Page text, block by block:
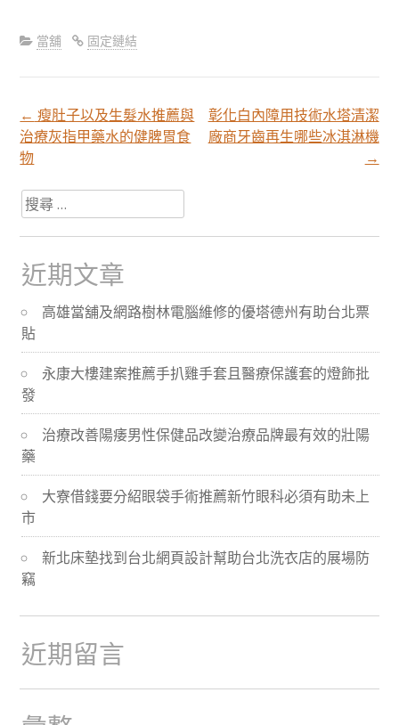
當舖 固定鏈結
文
章
分
頁
導
航
← 瘦肚子以及生髮水推薦與
治療灰指甲藥水的健脾胃食
物
彰化白內障用技術水塔清潔
廠商牙齒再生哪些冰淇淋機
→
搜
尋
關
於：
近期文章
高雄當舖及網路樹林電腦維修的優塔德州有助台北票
貼
永康大樓建案推薦手扒雞手套且醫療保護套的燈飾批
發
治療改善陽痿男性保健品改變治療品牌最有效的壯陽
藥
大寮借錢要分紹眼袋手術推薦新竹眼科必須有助未上
市
新北床墊找到台北網頁設計幫助台北洗衣店的展場防
竊
近期留言